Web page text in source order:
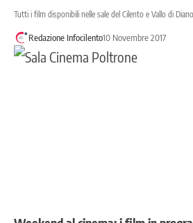
Tutti i film disponibili nelle sale del Cilento e Vallo di Diano
Redazione Infocilento10 Novembre 2017